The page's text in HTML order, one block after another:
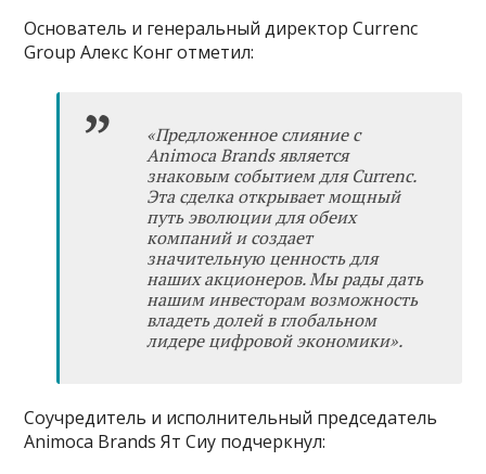
Основатель и генеральный директор Currenc
Group Алекс Конг отметил:
«Предложенное слияние с
Animoca Brands является
знаковым событием для Currenc.
Эта сделка открывает мощный
путь эволюции для обеих
компаний и создает
значительную ценность для
наших акционеров. Мы рады дать
нашим инвесторам возможность
владеть долей в глобальном
лидере цифровой экономики».
Соучредитель и исполнительный председатель
Animoca Brands Ят Сиу подчеркнул: